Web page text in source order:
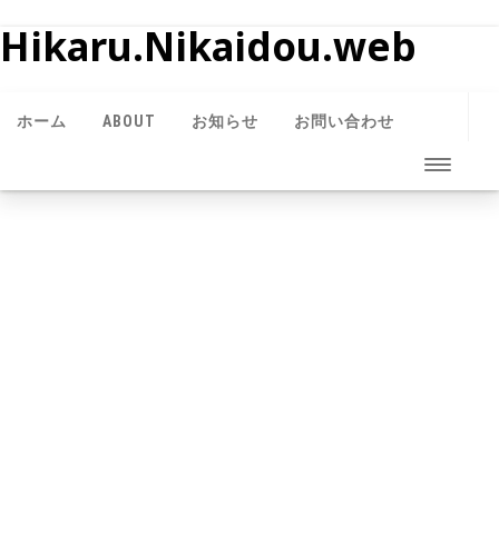
Hikaru.Nikaidou.web
ホーム ABOUT お知らせ お問い合わせ